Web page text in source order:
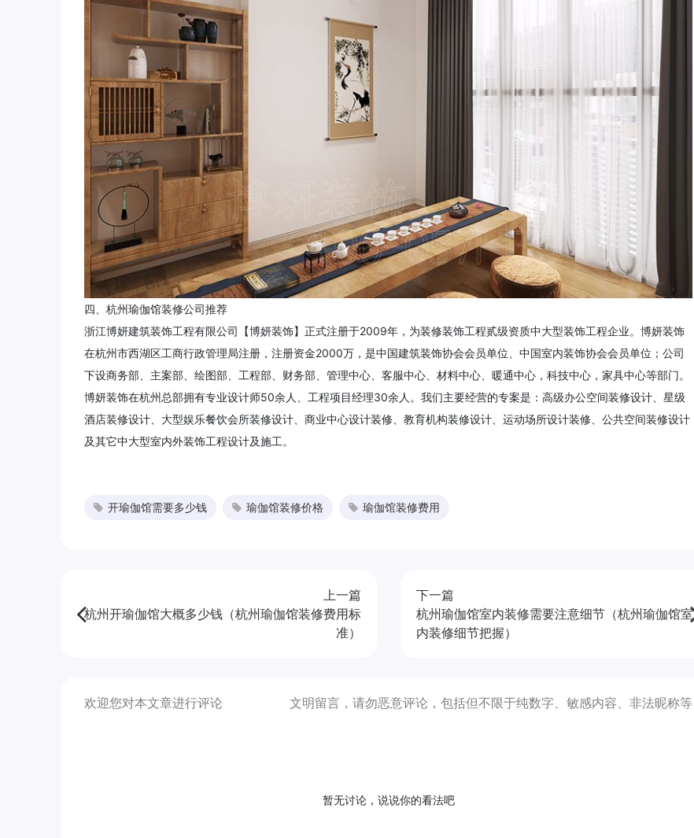
四、杭州瑜伽馆装修公司推荐
浙江博妍建筑装饰工程有限公司【博妍装饰】正式注册于2009年，为装修装饰工程贰级资质中大型装饰工程企业。博妍装饰
在杭州市西湖区工商行政管理局注册，注册资金2000万，是中国建筑装饰协会会员单位、中国室内装饰协会会员单位；公司
下设商务部、主案部、绘图部、工程部、财务部、管理中心、客服中心、材料中心、暖通中心，科技中心，家具中心等部门。
博妍装饰在杭州总部拥有专业设计师50余人、工程项目经理30余人。我们主要经营的专案是：高级办公空间装修设计、星级
酒店装修设计、大型娱乐餐饮会所装修设计、商业中心设计装修、教育机构装修设计、运动场所设计装修、公共空间装修设计
及其它中大型室内外装饰工程设计及施工。
开瑜伽馆需要多少钱 瑜伽馆装修价格 瑜伽馆装修费用
上一篇
杭州开瑜伽馆大概多少钱（杭州瑜伽馆装修费用标
准）
下一篇
杭州瑜伽馆室内装修需要注意细节（杭州瑜伽馆室
内装修细节把握）
欢迎您对本文章进行评论 文明留言，请勿恶意评论，包括但不限于纯数字、敏感内容、非法昵称等
暂无讨论，说说你的看法吧